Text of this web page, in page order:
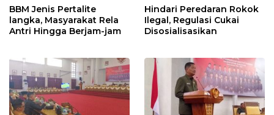
BBM Jenis Pertalite
langka, Masyarakat Rela
Antri Hingga Berjam-jam
Hindari Peredaran Rokok
Ilegal, Regulasi Cukai
Disosialisasikan